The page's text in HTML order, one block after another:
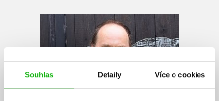
Souhlas Detaily Více o cookies